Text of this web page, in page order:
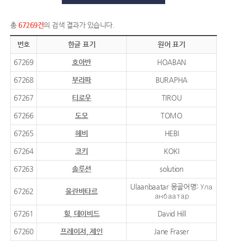
총 67269건의 검색 결과가 있습니다.
번호 한글 표기 원어 표기
67269 호아반 HOABAN
67268 부라파 BURAPHA
67267 티로우 TIROU
67266 도모 TOMO
67265 헤비 HEBI
67264 코키 KOKI
67263 솔루션 solution
67262 울란바타르
Ulaanbaatar 몽골어명: Ула
анбаатар
67261 힐, 데이비드 David Hill
67260 프레이저, 제인 Jane Fraser